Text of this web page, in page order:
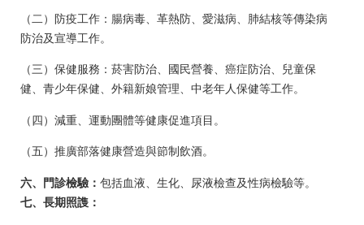
（二）防疫工作：腸病毒、革熱防、愛滋病、肺結核等傳染病
防治及宣導工作。
（三）保健服務：菸害防治、國民營養、癌症防治、兒童保
健、青少年保健、外籍新娘管理、中老年人保健等工作。
（四）減重、運動團體等健康促進項目。
（五）推廣部落健康營造與節制飲酒。
六、門診檢驗： 包括血液、生化、尿液檢查及性病檢驗等。
七、長期照謢：